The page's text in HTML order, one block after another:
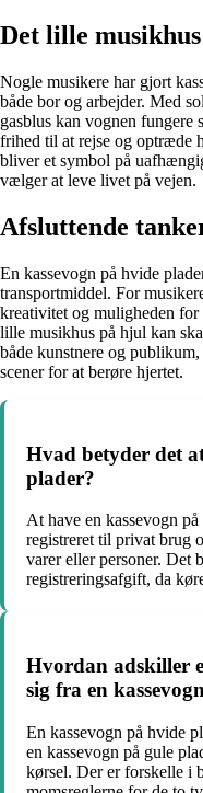
Det lille
Nogle musikere har gjort
både bor og arbejder. Med
gasblus kan vognen fungere
frihed til at rejse og optræde
bliver et symbol på
vælger at leve livet på vejen.
Afsluttende
En kassevogn på hvide
transportmiddel. For
kreativitet og muligheden
lille musikhus på hjul kan
både kunstnere og
scener for at berøre hjertet.
Hvad betyder det
plader?
At have en kassevogn
registreret til privat brug
varer eller personer. Det
registreringsafgift, da
Hvordan adskiller
sig fra en
En kassevogn på hvide
en kassevogn på gule
kørsel. Der er forskelle i